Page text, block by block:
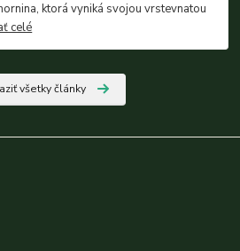
ktorá vyniká svojou vrstevnatou
celé
všetky články